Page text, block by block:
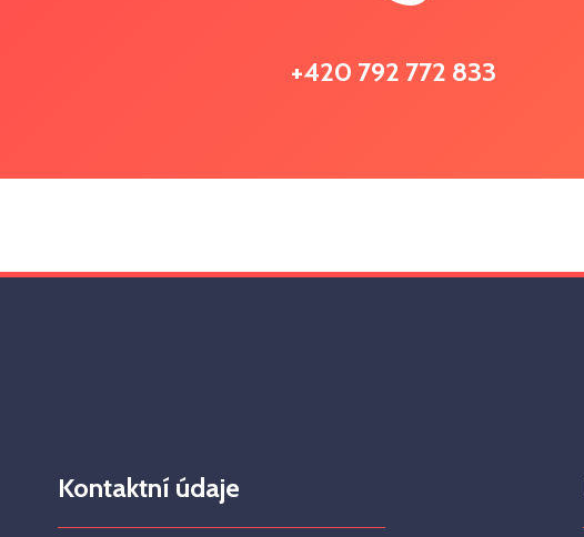
+420 792 772 833
Kontaktní údaje